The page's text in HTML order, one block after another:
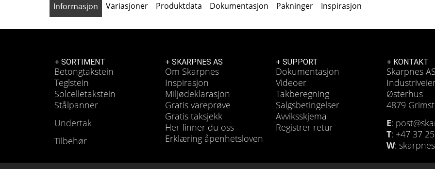
Informasjon Variasjoner Produktdata Dokumentasjon Pakninger Inspirasjon
+ SORTIMENT
Betongtakstein
Teglstein
Solcelletakstein
Stålpanner
Undertak
Tilbehør
+ SKARPNES AS
Om Skarpnes
Inspirasjon
Miljødeklarasjon
Gratis vareprøve
Gratis taksjekk
Her finner du oss
Erklæring åpenhetsloven
+ SUPPORT
Dokumentasjon
Videoer
Takberegning
Salgsbetingelser
Avviksskjema
Registrer retur
+ KONTAKT
Skarpnes AS
Østerhus
4879
E:
T: +47 37
W: